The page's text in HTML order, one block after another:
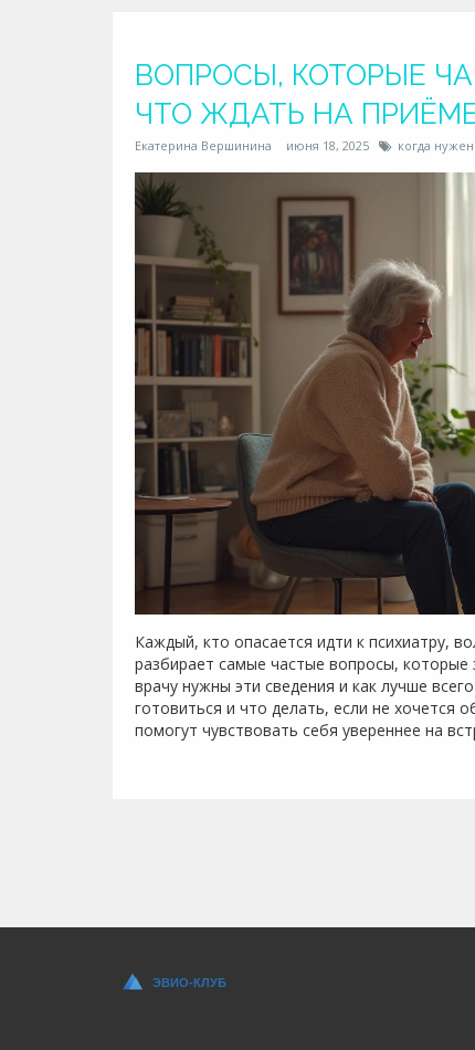
ВОПРОСЫ, КОТОРЫЕ
ЧТО ЖДАТЬ НА
Екатерина Вершинина июня 18, 2025 когда
Каждый, кто опасается идти к психиатру,
разбирает самые частые вопросы,
врачу нужны эти сведения и как лучше
готовиться и что делать, если не
помогут чувствовать себя увереннее на